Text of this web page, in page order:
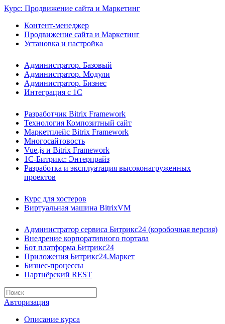
Курс: Продвижение сайта и Маркетинг
Контент-менеджер
Продвижение сайта и Маркетинг
Установка и настройка
Администратор. Базовый
Администратор. Модули
Администратор. Бизнес
Интеграция с 1С
Разработчик Bitrix Framework
Технология Композитный сайт
Маркетплейс Bitrix Framework
Многосайтовость
Vue.js и Bitrix Framework
1С-Битрикс: Энтерпрайз
Разработка и эксплуатация высоконагруженных
проектов
Курс для хостеров
Виртуальная машина BitrixVM
Администратор сервиса Битрикс24 (коробочная версия)
Внедрение корпоративного портала
Бот платформа Битрикс24
Приложения Битрикс24.Маркет
Бизнес-процессы
Партнёрский REST
Авторизация
Описание курса